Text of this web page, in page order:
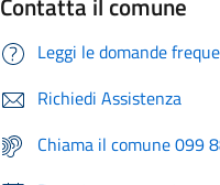
Leggi le domande
Richiedi Assistenza
Chiama il comune 099